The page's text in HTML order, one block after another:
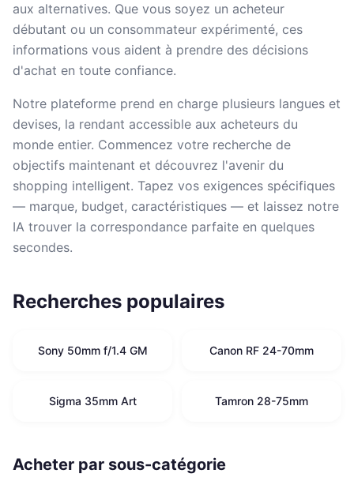
aux alternatives. Que vous soyez un acheteur
débutant ou un consommateur expérimenté, ces
informations vous aident à prendre des décisions
d'achat en toute confiance.
Notre plateforme prend en charge plusieurs langues et
devises, la rendant accessible aux acheteurs du
monde entier. Commencez votre recherche de
objectifs maintenant et découvrez l'avenir du
shopping intelligent. Tapez vos exigences spécifiques
— marque, budget, caractéristiques — et laissez notre
IA trouver la correspondance parfaite en quelques
secondes.
Recherches populaires
Sony 50mm f/1.4 GM Canon RF 24-70mm
Sigma 35mm Art Tamron 28-75mm
Acheter par sous-catégorie